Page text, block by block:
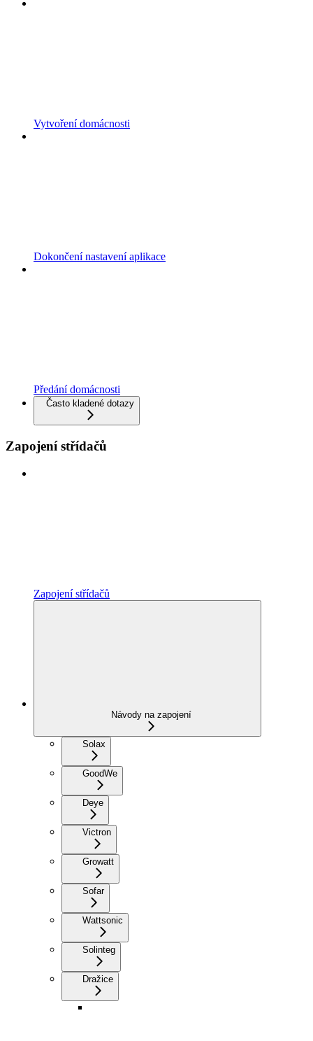
Vytvoření domácnosti
Dokončení nastavení aplikace
Předání domácnosti
Často kladené dotazy
Zapojení střídačů
Zapojení střídačů
Návody na zapojení
Solax
GoodWe
Deye
Victron
Growatt
Sofar
Wattsonic
Solinteg
Dražice